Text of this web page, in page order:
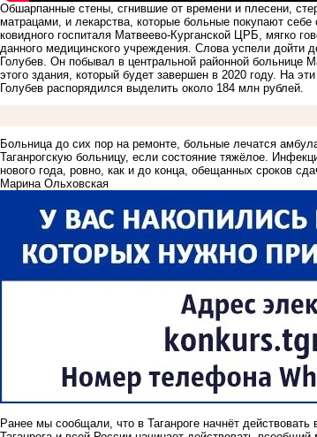
Обшарпанные стены, сгнившие от времени и плесени,
матрацами, и лекарства, которые больные покупают
ковидного госпиталя Матвеево-Курганской ЦРБ, мягко
данного медицинского учреждения. Слова успели дойти
Голубев. Он побывал в центральной районной больнице
этого здания, который будет завершен в 2020 году. На
Голубев распорядился выделить около 184 млн рублей.
Больница до сих пор на ремонте, больные лечатся
Таганрогскую больницу, если состояние тяжёлое.
нового года, ровно, как и до конца, обещанных сроков
Марина Ольховская
Ранее мы сообщали, что в Таганроге начнёт